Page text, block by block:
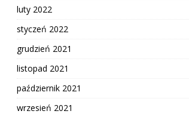
luty 2022
styczeń 2022
grudzień 2021
listopad 2021
październik 2021
wrzesień 2021